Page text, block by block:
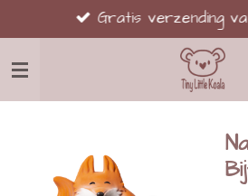
direct
naar
Gratis verzending